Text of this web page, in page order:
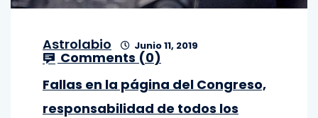
Astrolabio Junio 11, 2019
Comments (0)
Fallas en la página del Congreso,
responsabilidad de todos los